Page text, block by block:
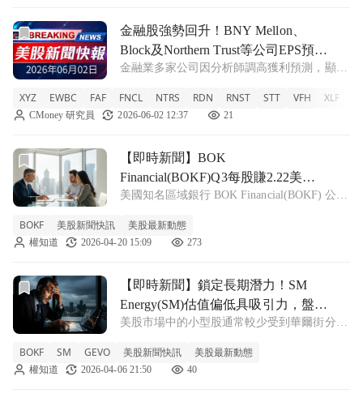
前往金融股強勢回升！BNY Mellon、Block及Northern
金融股強勢回升！BNY Mellon、
Block及Northern Trust等公司EPS預期
大幅上修
金融業多家公司因分析師調高獲利預測，顯示
業名列前茅。 XYZ +0.5% EWBC -1.53% FAF
-2.16% FNCL -0.27% N
XYZ EWBC FAF FNCL NTRS RDN RNST STT VFH XLF
CMoney 研究員 2026-06-02 12:37 21
前往【即時新聞】BOK Financial(BOKF)Q3每股賺2.22美元
【即時新聞】BOK
Financial(BOKF)Q3每股賺2.22美
元！強勁放款需求帶動這業務迎大
美國知名區域銀行 BOK Financial(BOKF) 公布
股盈餘(EPS)為2.22美元。受惠於核心商業貸
款與商業房地產貸款的強勁需求，帶動整體營
BOKF 美股新聞快訊 美股最新動態
權知道 2026-04-20 15:09 273
前往【即時新聞】鎖定長期潛力！SM Energy(SM)估值偏低
【即時新聞】鎖定長期潛力！SM
Energy(SM)估值偏低具吸引力，盤點
2檔值得關注的美股小型股與1檔風
美股市場中的小型股通常較少受到華爾街分析
場發酵前搶先布局的機會。然而，這些企業規
模較小且缺乏大型競爭對手的持久力，因此伴
BOKF SM GEVO 美股新聞快訊 美股最新動態
權知道 2026-04-06 21:50 40